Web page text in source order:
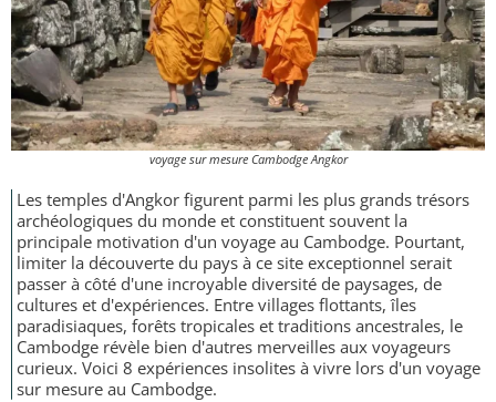
Mexique
Nicaragua
voyage sur mesure Cambodge Angkor
Les temples d'Angkor figurent parmi les plus grands trésors
archéologiques du monde et constituent souvent la
principale motivation d'un voyage au Cambodge. Pourtant,
limiter la découverte du pays à ce site exceptionnel serait
passer à côté d'une incroyable diversité de paysages, de
cultures et d'expériences. Entre villages flottants, îles
paradisiaques, forêts tropicales et traditions ancestrales, le
Cambodge révèle bien d'autres merveilles aux voyageurs
curieux. Voici 8 expériences insolites à vivre lors d'un voyage
sur mesure au Cambodge.